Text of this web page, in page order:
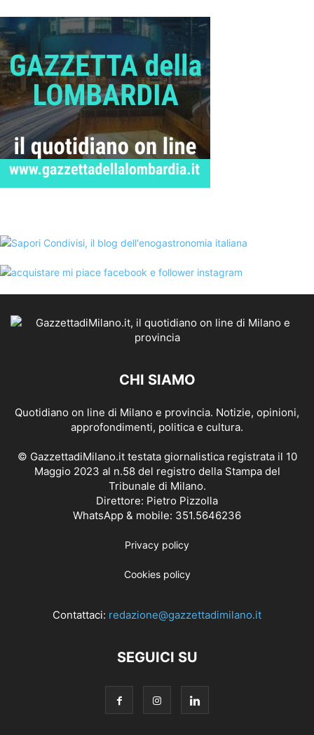
CHI SIAMO
Quotidiano on line di Milano e provincia. Notizie, opinioni,
approfondimenti, politica e cultura.
© GazzettadiMilano.it testata giornalistica registrata il 10
Maggio 2023 al n.58 del registro della Stampa del
Tribunale di Milano.
Direttore: Pietro Pizzolla
WhatsApp & mobile: 351.5646236
Privacy policy
Cookies policy
Contattaci: redazione@gazzettadimilano.it
SEGUICI SU